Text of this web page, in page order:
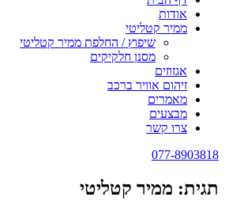
אודות
ממיר קטליטי
שיפוץ / החלפת ממיר קטליטי
מסנן חלקיקים
אגזוזים
זיהום אוויר ברכב
מאמרים
מבצעים
צרו קשר
077-8903818
תגית: ממיר קטליטי